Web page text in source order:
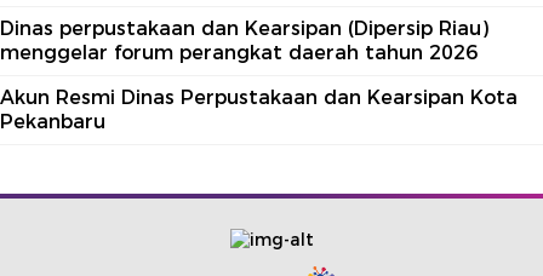
Dinas perpustakaan dan Kearsipan (Dipersip Riau)
menggelar forum perangkat daerah tahun 2026
Akun Resmi Dinas Perpustakaan dan Kearsipan Kota
Pekanbaru